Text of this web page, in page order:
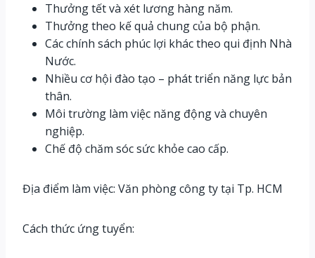
Thưởng tết và xét lương hàng năm.
Thưởng theo kế quả chung của bộ phận.
Các chính sách phúc lợi khác theo qui định Nhà
Nước.
Nhiều cơ hội đào tạo – phát triển năng lực bản
thân.
Môi trường làm việc năng động và chuyên
nghiệp.
Chế độ chăm sóc sức khỏe cao cấp.
Địa điểm làm việc: Văn phòng công ty tại Tp. HCM
Cách thức ứng tuyển: